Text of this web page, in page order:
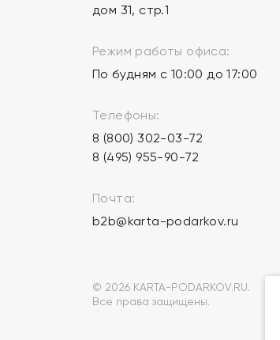
дом 31, стр.1
Режим работы офиса:
По будням с 10:00 до 17:00
Телефоны:
8 (800) 302-03-72
8 (495) 955-90-72
Почта:
b2b@karta-podarkov.ru
© 2026 KARTA-PODARKOV.RU.
Все права защищены.